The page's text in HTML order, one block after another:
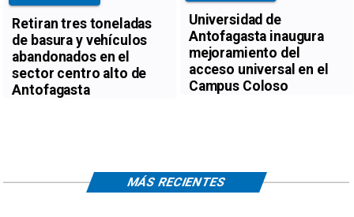
Retiran tres toneladas
de basura y vehículos
abandonados en el
sector centro alto de
Antofagasta
Universidad de
Antofagasta inaugura
mejoramiento del
acceso universal en el
Campus Coloso
MÁS RECIENTES